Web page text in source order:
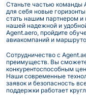
Станьте частью команды
для себя новые
стать нашим партнером и
нашей надежной и
Agent.aero, пройдите
авиакомпаний и
Сотрудничество с
преимуществ. Вы
конкурентоспособным
Наши современные
заявок и безопасность
поддержки работает